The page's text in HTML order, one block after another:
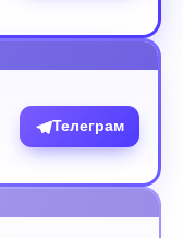
Телеграм